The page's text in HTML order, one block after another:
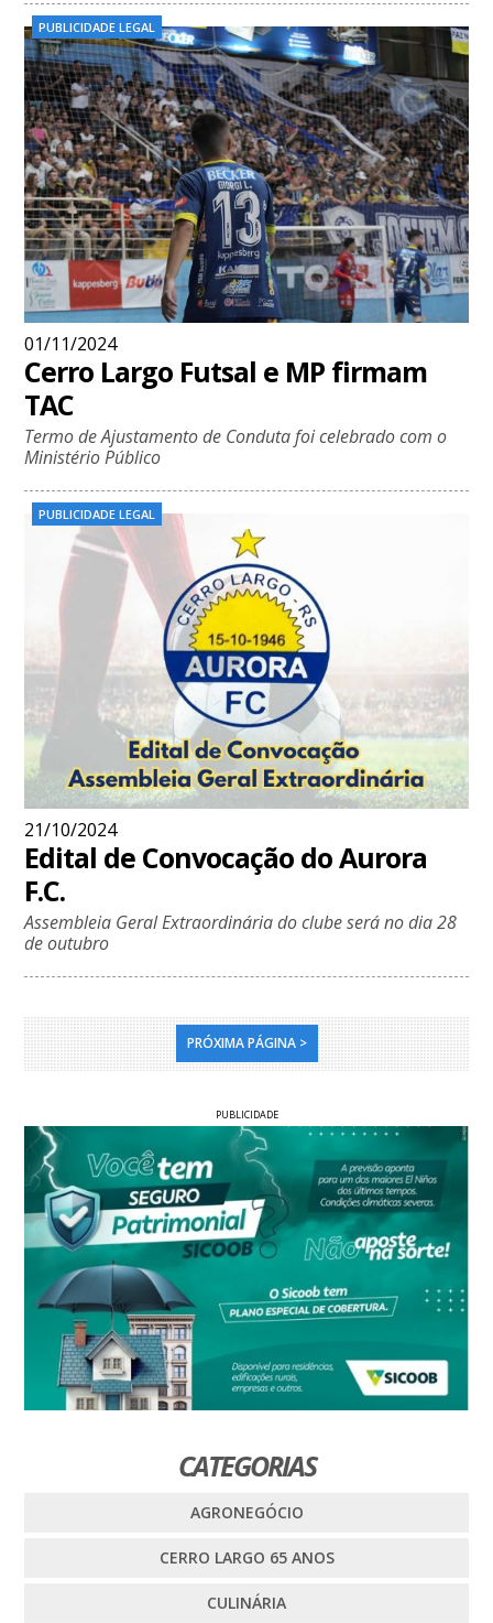
PUBLICIDADE LEGAL
01/11/2024
Cerro Largo Futsal e MP firmam
TAC
Termo de Ajustamento de Conduta foi celebrado com o
Ministério Público
PUBLICIDADE LEGAL
21/10/2024
Edital de Convocação do Aurora
F.C.
Assembleia Geral Extraordinária do clube será no dia 28
de outubro
PRÓXIMA PÁGINA >
PUBLICIDADE
CATEGORIAS
AGRONEGÓCIO
CERRO LARGO 65 ANOS
CULINÁRIA